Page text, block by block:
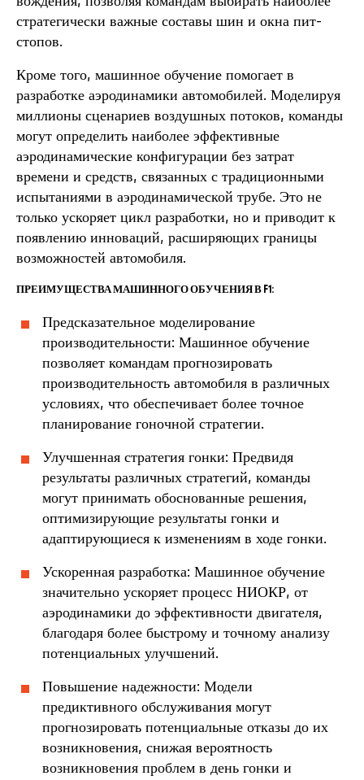
стратегически важные составы шин и окна пит-
стопов.
Кроме того, машинное обучение помогает в
разработке аэродинамики автомобилей. Моделируя
миллионы сценариев воздушных потоков, команды
могут определить наиболее эффективные
аэродинамические конфигурации без затрат
времени и средств, связанных с традиционными
испытаниями в аэродинамической трубе. Это не
только ускоряет цикл разработки, но и приводит к
появлению инноваций, расширяющих границы
возможностей автомобиля.
ПРЕИМУЩЕСТВА МАШИННОГО ОБУЧЕНИЯ В F1:
Предсказательное моделирование
производительности: Машинное обучение
позволяет командам прогнозировать
производительность автомобиля в различных
условиях, что обеспечивает более точное
планирование гоночной стратегии.
Улучшенная стратегия гонки: Предвидя
результаты различных стратегий, команды
могут принимать обоснованные решения,
оптимизирующие результаты гонки и
адаптирующиеся к изменениям в ходе гонки.
Ускоренная разработка: Машинное обучение
значительно ускоряет процесс НИОКР, от
аэродинамики до эффективности двигателя,
благодаря более быстрому и точному анализу
потенциальных улучшений.
Повышение надежности: Модели
предиктивного обслуживания могут
прогнозировать потенциальные отказы до их
возникновения, снижая вероятность
возникновения проблем в день гонки и